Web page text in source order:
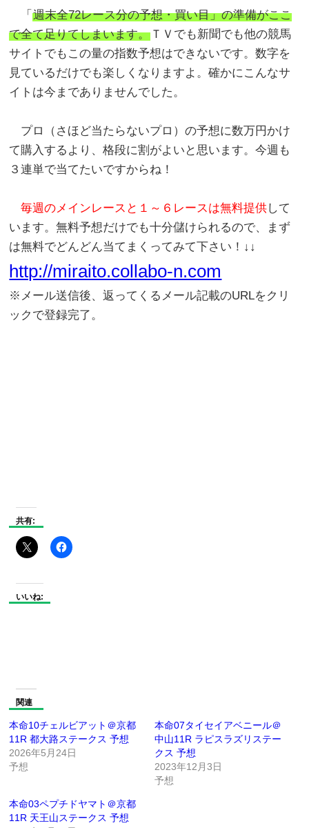
「週末全72レース分の予想・買い目」の準備がここ
で全て足りてしまいます。 ＴＶでも新聞でも他の競馬
サイトでもこの量の指数予想はできないです。数字を
見ているだけでも楽しくなりますよ。確かにこんなサ
イトは今までありませんでした。
プロ（さほど当たらないプロ）の予想に数万円かけ
て購入するより、格段に割がよいと思います。今週も
３連単で当てたいですからね！
毎週のメインレースと１～６レースは無料提供して
います。無料予想だけでも十分儲けられるので、まず
は無料でどんどん当てまくってみて下さい！↓↓
http://miraito.collabo-n.com
※メール送信後、返ってくるメール記載のURLをクリ
ックで登録完了。
共有:
いいね:
関連
本命10チェルビアット＠京都
11R 都大路ステークス 予想
2026年5月24日
予想
本命07タイセイアベニール＠
中山11R ラピスラズリステー
クス 予想
2023年12月3日
予想
本命03ペプチドヤマト＠京都
11R 天王山ステークス 予想